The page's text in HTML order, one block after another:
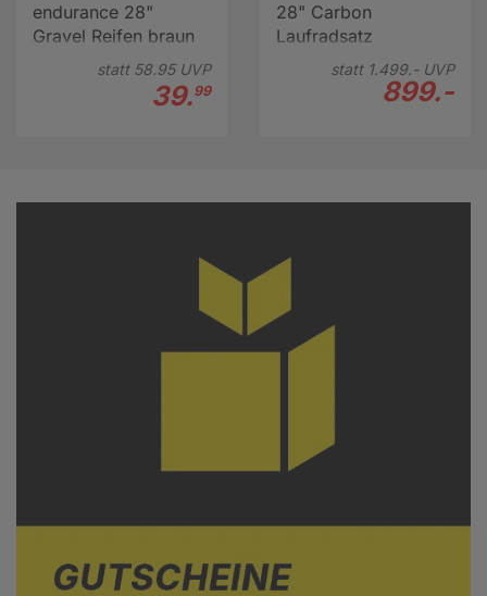
endurance 28"
Gravel Reifen braun
statt 58.95UVP
39.99
28" Carbon
Laufradsatz
statt 1.499.-UVP
899.-